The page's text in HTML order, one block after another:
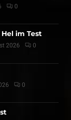
0
im Test
2026 0
0